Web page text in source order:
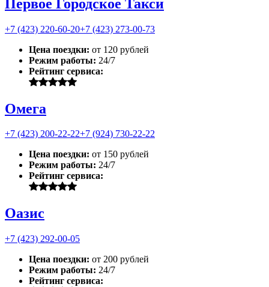
Первое Городское Такси
+7 (423) 220-60-20+7 (423) 273-00-73
Цена поездки: от 120 рублей
Режим работы: 24/7
Рейтинг сервиса:
Омега
+7 (423) 200-22-22+7 (924) 730-22-22
Цена поездки: от 150 рублей
Режим работы: 24/7
Рейтинг сервиса:
Оазис
+7 (423) 292-00-05
Цена поездки: от 200 рублей
Режим работы: 24/7
Рейтинг сервиса: